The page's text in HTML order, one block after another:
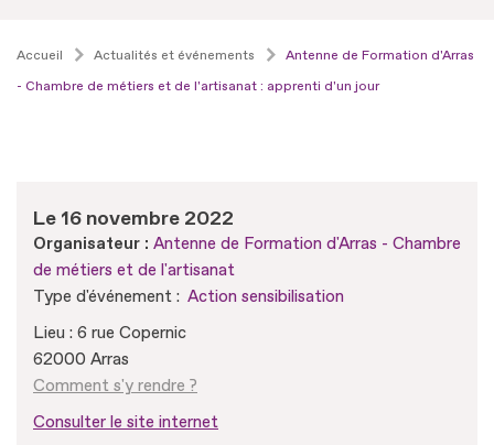
Accueil Actualités et événements
Antenne de Formation d'Arras
- Chambre de métiers et de l'artisanat : apprenti d'un jour
Le 16 novembre 2022
Organisateur : Antenne de Formation d'Arras - Chambre
de métiers et de l'artisanat
Type d'événement : Action sensibilisation
Lieu : 6 rue Copernic
62000 Arras
Comment s'y rendre ?
Consulter le site internet